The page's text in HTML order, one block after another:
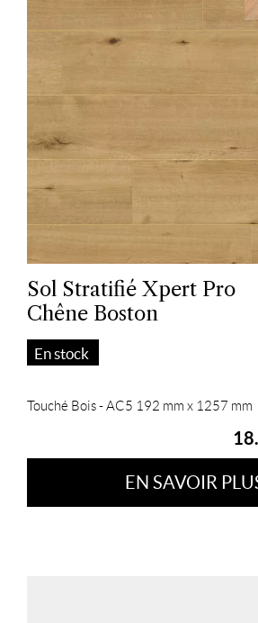
Sol Stratifié Xpert Pro
Chêne Boston
En stock
Touché Bois - AC5 192 mm x 1257 mm
EN SAVOIR